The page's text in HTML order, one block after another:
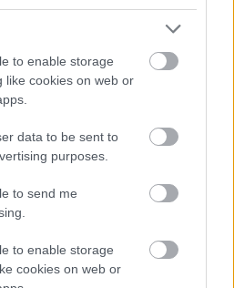
to enable storage
like cookies on web or
data to be sent to
purposes.
to send me
to enable storage
cookies on web or
ad
w segmencie smartfonów i
przedkłada zyski nad udziały